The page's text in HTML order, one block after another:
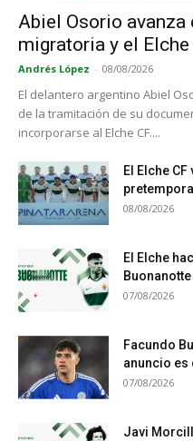
Abiel Osorio
migratoria y el
Andrés López - 08/08/2026
El delantero argentino Abiel
de la tramitación de su
incorporarse al Elche CF....
El Elche
08/08/2026
El Elche
Buonanotte
07/08/2026
Facundo
anuncio es
07/08/2026
Javi